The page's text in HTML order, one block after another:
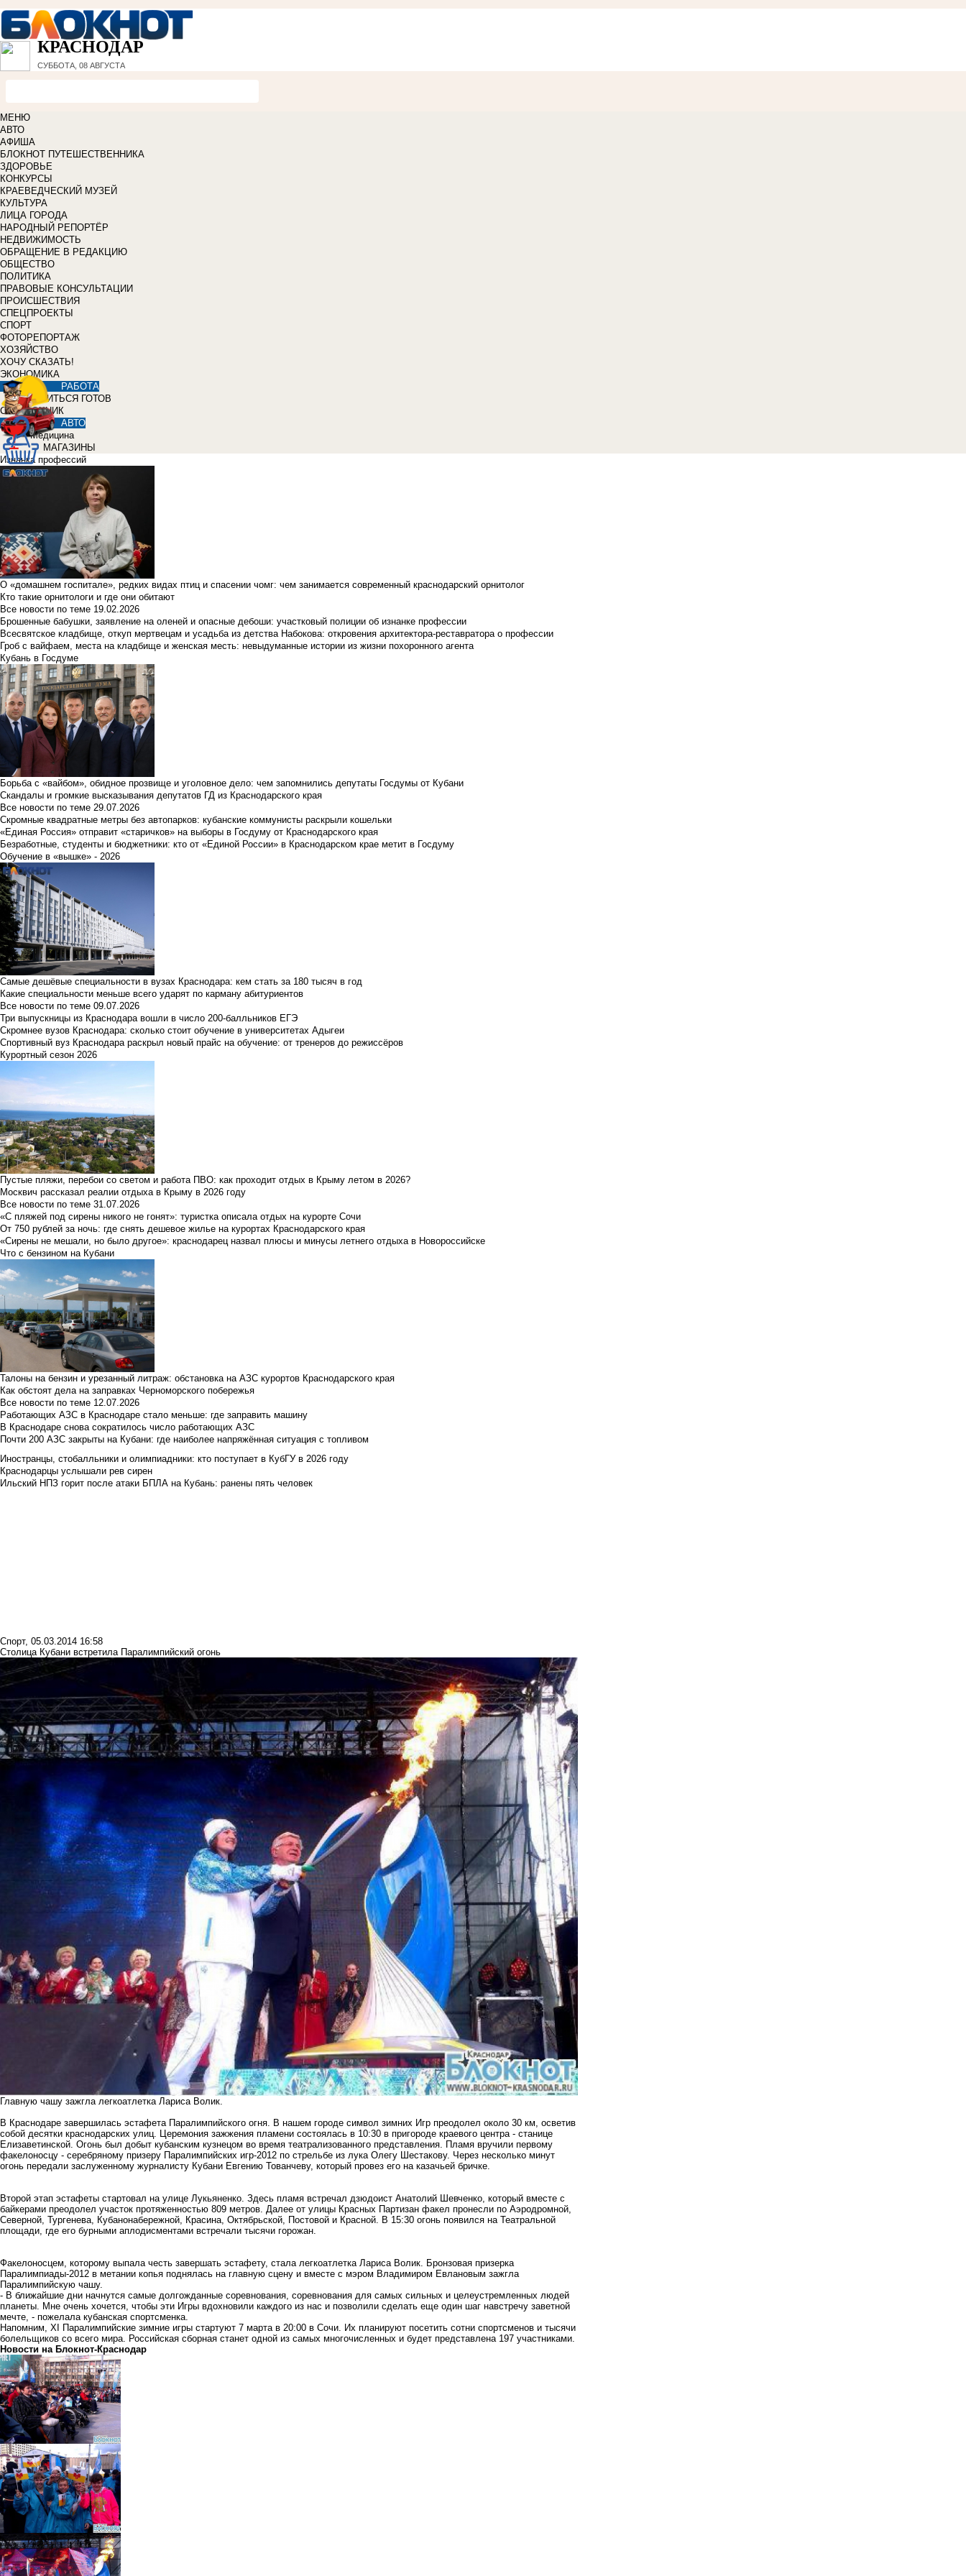
КРАСНОДАР
СУББОТА, 08 АВГУСТА
МЕНЮ
АВТО
АФИША
БЛОКНОТ ПУТЕШЕСТВЕННИКА
ЗДОРОВЬЕ
КОНКУРСЫ
КРАЕВЕДЧЕСКИЙ МУЗЕЙ
КУЛЬТУРА
ЛИЦА ГОРОДА
НАРОДНЫЙ РЕПОРТЁР
НЕДВИЖИМОСТЬ
ОБРАЩЕНИЕ В РЕДАКЦИЮ
ОБЩЕСТВО
ПОЛИТИКА
ПРАВОВЫЕ КОНСУЛЬТАЦИИ
ПРОИСШЕСТВИЯ
СПЕЦПРОЕКТЫ
СПОРТ
ФОТОРЕПОРТАЖ
ХОЗЯЙСТВО
ХОЧУ СКАЗАТЬ!
ЭКОНОМИКА
РАБОТА
УЧИТЬСЯ ГОТОВ
СПРАВОЧНИК
АВТО
Медицина
МАГАЗИНЫ
Изнанка профессий
О «домашнем госпитале», редких видах птиц и спасении чомг: чем занимается современный краснодарский орнитолог
Кто такие орнитологи и где они обитают
Все новости по теме 19.02.2026
Брошенные бабушки, заявление на оленей и опасные дебоши: участковый полиции об изнанке профессии
Всесвятское кладбище, откуп мертвецам и усадьба из детства Набокова: откровения архитектора-реставратора о профессии
Гроб с вайфаем, места на кладбище и женская месть: невыдуманные истории из жизни похоронного агента
Кубань в Госдуме
Борьба с «вайбом», обидное прозвище и уголовное дело: чем запомнились депутаты Госдумы от Кубани
Скандалы и громкие высказывания депутатов ГД из Краснодарского края
Все новости по теме 29.07.2026
Скромные квадратные метры без автопарков: кубанские коммунисты раскрыли кошельки
«Единая Россия» отправит «старичков» на выборы в Госдуму от Краснодарского края
Безработные, студенты и бюджетники: кто от «Единой России» в Краснодарском крае метит в Госдуму
Обучение в «вышке» - 2026
Самые дешёвые специальности в вузах Краснодара: кем стать за 180 тысяч в год
Какие специальности меньше всего ударят по карману абитуриентов
Все новости по теме 09.07.2026
Три выпускницы из Краснодара вошли в число 200-балльников ЕГЭ
Скромнее вузов Краснодара: сколько стоит обучение в университетах Адыгеи
Спортивный вуз Краснодара раскрыл новый прайс на обучение: от тренеров до режиссёров
Курортный сезон 2026
Пустые пляжи, перебои со светом и работа ПВО: как проходит отдых в Крыму летом в 2026?
Москвич рассказал реалии отдыха в Крыму в 2026 году
Все новости по теме 31.07.2026
«С пляжей под сирены никого не гонят»: туристка описала отдых на курорте Сочи
От 750 рублей за ночь: где снять дешевое жилье на курортах Краснодарского края
«Сирены не мешали, но было другое»: краснодарец назвал плюсы и минусы летнего отдыха в Новороссийске
Что с бензином на Кубани
Талоны на бензин и урезанный литраж: обстановка на АЗС курортов Краснодарского края
Как обстоят дела на заправках Черноморского побережья
Все новости по теме 12.07.2026
Работающих АЗС в Краснодаре стало меньше: где заправить машину
В Краснодаре снова сократилось число работающих АЗС
Почти 200 АЗС закрыты на Кубани: где наиболее напряжённая ситуация с топливом
Иностранцы, стобалльники и олимпиадники: кто поступает в КубГУ в 2026 году
Краснодарцы услышали рев сирен
Ильский НПЗ горит после атаки БПЛА на Кубань: ранены пять человек
Спорт, 05.03.2014 16:58
Столица Кубани встретила Паралимпийский огонь
Главную чашу зажгла легкоатлетка Лариса Волик.
В Краснодаре завершилась эстафета Паралимпийского огня. В нашем городе символ зимних Игр преодолел около 30 км, осветив
собой десятки краснодарских улиц. Церемония зажжения пламени состоялась в 10:30 в пригороде краевого центра - станице
Елизаветинской. Огонь был добыт кубанским кузнецом во время театрализованного представления. Пламя вручили первому
факелоносцу - серебряному призеру Паралимпийских игр-2012 по стрельбе из лука Олегу Шестакову. Через несколько минут
огонь передали заслуженному журналисту Кубани Евгению Тованчеву, который провез его на казачьей бричке.
Второй этап эстафеты стартовал на улице Лукьяненко. Здесь пламя встречал дзюдоист Анатолий Шевченко, который вместе с
байкерами преодолел участок протяженностью 809 метров. Далее от улицы Красных Партизан факел пронесли по Аэродромной,
Северной, Тургенева, Кубанонабережной, Красина, Октябрьской, Постовой и Красной. В 15:30 огонь появился на Театральной
площади, где его бурными аплодисментами встречали тысячи горожан.
Факелоносцем, которому выпала честь завершать эстафету, стала легкоатлетка Лариса Волик. Бронзовая призерка
Паралимпиады-2012 в метании копья поднялась на главную сцену и вместе с мэром Владимиром Евлановым зажгла
Паралимпийскую чашу.
- В ближайшие дни начнутся самые долгожданные соревнования, соревнования для самых сильных и целеустремленных людей
планеты. Мне очень хочется, чтобы эти Игры вдохновили каждого из нас и позволили сделать еще один шаг навстречу заветной
мечте, - пожелала кубанская спортсменка.
Напомним, XI Паралимпийские зимние игры стартуют 7 марта в 20:00 в Сочи. Их планируют посетить сотни спортсменов и тысячи
болельщиков со всего мира. Российская сборная станет одной из самых многочисленных и будет представлена 197 участниками.
Новости на Блoкнoт-Краснодар